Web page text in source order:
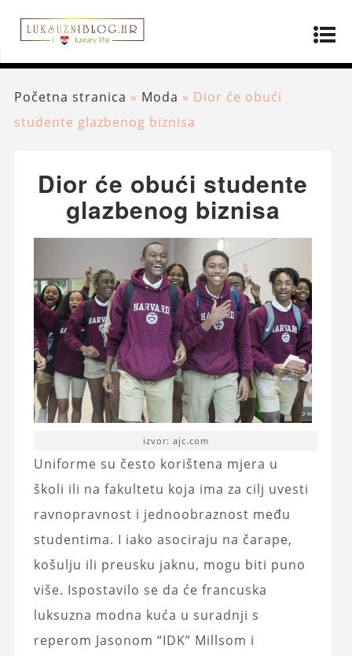
Početna stranica » Moda » Dior će obući
studente glazbenog biznisa
Dior će obući studente
glazbenog biznisa
izvor: ajc.com
Uniforme su često korištena mjera u
školi ili na fakultetu koja ima za cilj uvesti
ravnopravnost i jednoobraznost među
studentima. I iako asociraju na čarape,
košulju ili preusku jaknu, mogu biti puno
više. Ispostavilo se da će francuska
luksuzna modna kuća u suradnji s
reperom Jasonom “IDK” Millsom i